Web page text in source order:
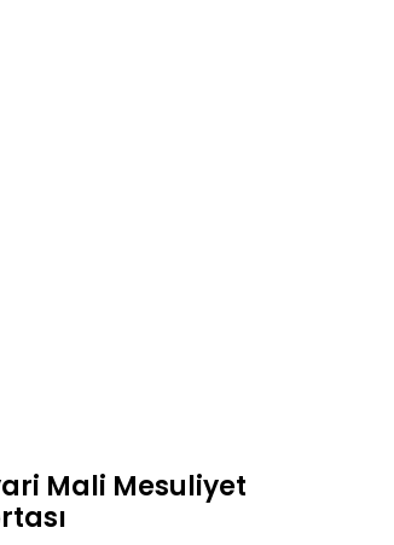
Mali Mesuliyet